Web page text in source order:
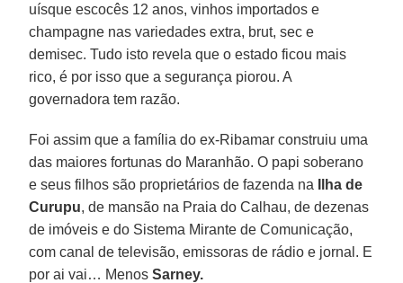
uísque escocês 12 anos, vinhos importados e
champagne nas variedades extra, brut, sec e
demisec. Tudo isto revela que o estado ficou mais
rico, é por isso que a segurança piorou. A
governadora tem razão.
Foi assim que a família do ex-Ribamar construiu uma
das maiores fortunas do Maranhão. O papi soberano
e seus filhos são proprietários de fazenda na
Ilha de
Curupu, de mansão na Praia do Calhau, de dezenas
de imóveis e do Sistema Mirante de Comunicação,
com canal de televisão, emissoras de rádio e jornal. E
por ai vai… MenosSarney.